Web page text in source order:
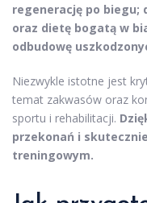
regenerację po
oraz dietę bogatą w
odbudowę
Niezwykle istotne jest
temat zakwasów oraz
sportu i rehabilitacji.
przekonań i
treningowym.